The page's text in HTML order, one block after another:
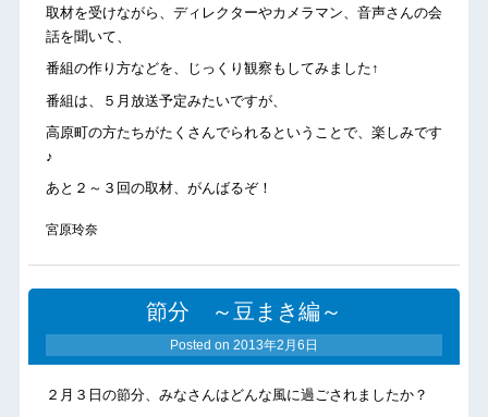
取材を受けながら、ディレクターやカメラマン、音声さんの会
話を聞いて、
番組の作り方などを、じっくり観察もしてみました↑
番組は、５月放送予定みたいですが、
高原町の方たちがたくさんでられるということで、楽しみです
♪
あと２～３回の取材、がんばるぞ！
宮原玲奈
節分 ～豆まき編～
Posted on 2013年2月6日
２月３日の節分、みなさんはどんな風に過ごされましたか？